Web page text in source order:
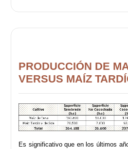
PRODUCCIÓN DE
VERSUS MAÍZ
Es significativo que en los últimos